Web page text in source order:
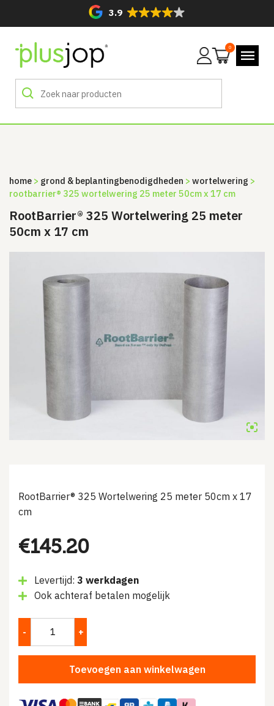
3.9
Mijn
0
home > grond & beplanting­benodigdheden > wortelwering >
rootbarrier® 325 wortelwering 25 meter 50cm x 17 cm
RootBarrier® 325 Wortelwering 25 meter
50cm x 17 cm
RootBarrier® 325 Wortelwering 25 meter 50cm x 17
cm
€145.20
Levertijd: 3 werkdagen
Ook achteraf betalen mogelijk
Toevoegen aan winkelwagen